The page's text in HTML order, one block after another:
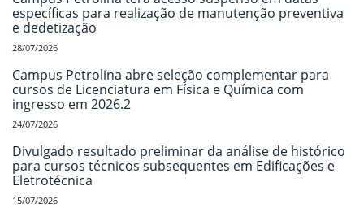
específicas para realização de manutenção preventiva
e dedetização
28/07/2026
Campus Petrolina abre seleção complementar para
cursos de Licenciatura em Física e Química com
ingresso em 2026.2
24/07/2026
Divulgado resultado preliminar da análise de histórico
para cursos técnicos subsequentes em Edificações e
Eletrotécnica
15/07/2026